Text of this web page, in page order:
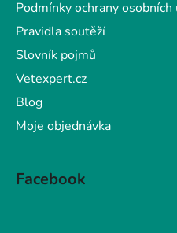
Podmínky ochrany osobních
Pravidla soutěží
Slovník pojmů
Vetexpert.cz
Blog
Moje objednávka
Facebook